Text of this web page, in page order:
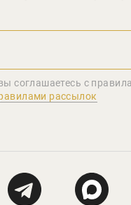
соглашаетеcь с
рассылок